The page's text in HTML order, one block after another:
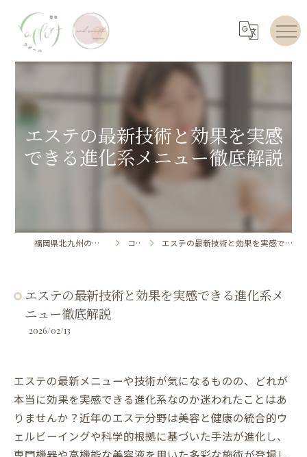
エステの最新技術と効果を実感
できる進化系メニュー徹底解説
福岡県北九州のエステならrapport コラム エステの最新技術と効果を実感できる進化系メニュー徹底解説
エステの最新技術と効果を実感できる進化系メ
ニュー徹底解説
2026/02/13
エステの最新メニューや技術が気になるものの、どれが
本当に効果を実感できる進化系なのか迷われたことはあ
りませんか？近年のエステ分野は美容と健康の統合的ウ
ェルビーイングや科学的根拠に基づいた手法が進化し、